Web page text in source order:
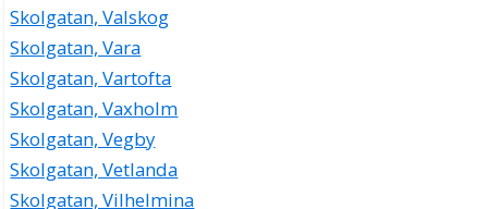
Skolgatan, Valskog
Skolgatan, Vara
Skolgatan, Vartofta
Skolgatan, Vaxholm
Skolgatan, Vegby
Skolgatan, Vetlanda
Skolgatan, Vilhelmina